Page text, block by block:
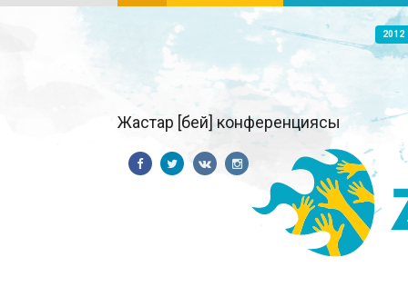
2012
Жастар [бей] конференциясы